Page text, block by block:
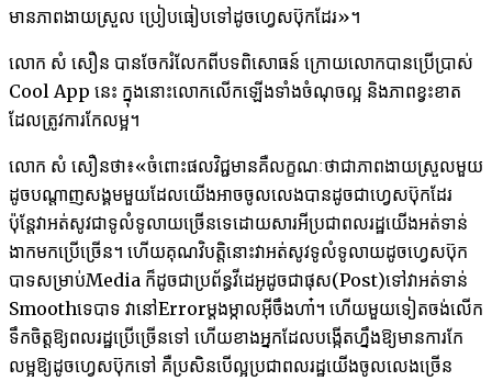
មាន​ភាពងាយ​ស្រួល​ ប្រៀបធៀប​ទៅ​ដូច​ហ្វេសប៊ុក​ដែរ​»។
លោក សំ សឿន បាន​ចែក​រំលែក​ពី​បទពិសោធ​ន៍ ក្រោយលោក​បាន​ប្រើប្រាស់
Cool App នេះ​ ក្នុងនោះលោកលើកឡើងទាំងចំណុចល្អ និងភាពខ្វះខាត
ដែល​ត្រូវ​ការកែ​លម្អ​។​
លោក​ សំ សឿន​ថា៖«ចំពោះ​ផល​វិជ្ជមាន​គឺ​លក្ខណៈ​ថា​ជា​ភាពងាយ​ស្រួល​មួយ​
ដូច​បណ្តាញ​សង្គម​មួយដែល​យើង​អាច​ចូល​លេង​បាន​ដូចជា​ហ្វេសប៊ុក​ដែរ
ប៉ុន្តែ​វា​អត់​សូវ​ជា​ទូលំទូលាយ​ច្រើន​ទេ​ដោយសារអី​ប្រជាពលរដ្ឋ​យើង​អត់​ទាន់​
ងាក​មក​ប្រើ​ច្រើន។ ហើយ​គុណ​វិបត្តិ​នោះ​វា​អត់​សូវ​ទូលំ​ទូលាយ​​ដូចហ្វេសប៊ុក​
បាទ​​សម្រាប់​Media ក៏​ដូចជា​ប្រព័ន្ធ​វីដេអូ​ដូច​ជា​ផុស(Post)ទៅ​វា​អត់​ទាន់​
Smooth​ទេបាទ ​វានៅ​Error​ម្តងម្កាល​អ៊ីចឹង​ហា៎។ ហើយ​មួយ​ទៀត​ចង់​លើក​
ទឹក​ចិត្ត​ឱ្យ​ពលរដ្ឋ​ប្រើ​ច្រើន​ទៅ ហើយ​ខាង​អ្នកដែល​បង្កើត​ហ្នឹង​ឱ្យ​មាន​ការ​កែ​
លម្អ​ឱ្យ​ដូច​ហ្វេសប៊ុក​ទៅ គឺ​ប្រសិន​បើ​ល្អ​ប្រជាពលរដ្ឋ​យើង​ចូល​លេងច្រើន​